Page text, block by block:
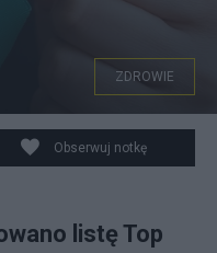
ZDROWIE
Obserwuj notkę
listę Top